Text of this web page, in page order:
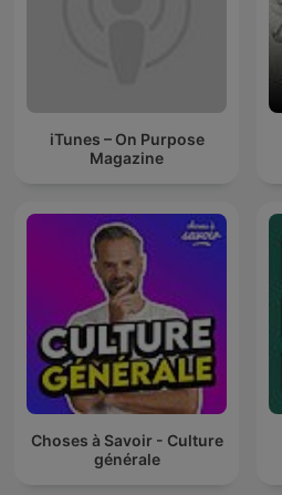
iTunes – On Purpose
Magazine
Choses à Savoir - Culture
générale